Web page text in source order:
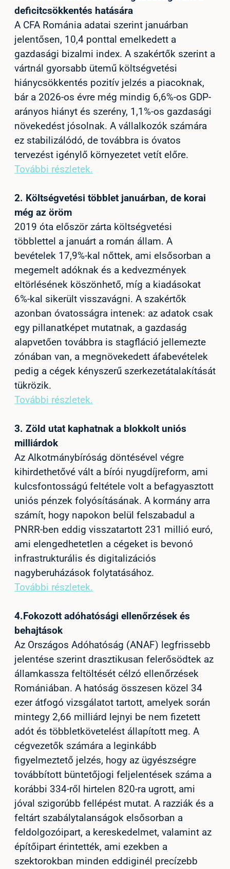
deficitcsökkentés hatására
A CFA Románia adatai szerint januárban
jelentősen, 10,4 ponttal emelkedett a
gazdasági bizalmi index. A szakértők szerint a
vártnál gyorsabb ütemű költségvetési
hiánycsökkentés pozitív jelzés a piacoknak,
bár a 2026-os évre még mindig 6,6%-os GDP-
arányos hiányt és szerény, 1,1%-os gazdasági
növekedést jósolnak. A vállalkozók számára
ez stabilizálódó, de továbbra is óvatos
tervezést igénylő környezetet vetít előre.
További részletek.
2. Költségvetési többlet januárban, de korai
még az öröm
2019 óta először zárta költségvetési
többlettel a januárt a román állam. A
bevételek 17,9%-kal nőttek, ami elsősorban a
megemelt adóknak és a kedvezmények
eltörlésének köszönhető, míg a kiadásokat
6%-kal sikerült visszavágni. A szakértők
azonban óvatosságra intenek: az adatok csak
egy pillanatképet mutatnak, a gazdaság
alapvetően továbbra is stagfláció jellemezte
zónában van, a megnövekedett áfabevételek
pedig a cégek kényszerű szerkezetátalakítását
tükrözik.
További részletek.
3. Zöld utat kaphatnak a blokkolt uniós
milliárdok
Az Alkotmánybíróság döntésével végre
kihirdethetővé vált a bírói nyugdíjreform, ami
kulcsfontosságú feltétele volt a befagyasztott
uniós pénzek folyósításának. A kormány arra
számít, hogy napokon belül felszabadul a
PNRR-ben eddig visszatartott 231 millió euró,
ami elengedhetetlen a cégeket is bevonó
infrastrukturális és digitalizációs
nagyberuházások folytatásához.
További részletek.
4. Fokozott adóhatósági ellenőrzések és
behajtások
Az Országos Adóhatóság (ANAF) legfrissebb
jelentése szerint drasztikusan felerősödtek az
államkassza feltöltését célzó ellenőrzések
Romániában. A hatóság összesen közel 34
ezer átfogó vizsgálatot tartott, amelyek során
mintegy 2,66 milliárd lejnyi be nem fizetett
adót és többletkövetelést állapított meg. A
cégvezetők számára a leginkább
figyelmeztető jelzés, hogy az ügyészségre
továbbított büntetőjogi feljelentések száma a
korábbi 334-ről hirtelen 820-ra ugrott, ami
jóval szigorúbb fellépést mutat. A razziák és a
feltárt szabálytalanságok elsősorban a
feldolgozóipart, a kereskedelmet, valamint az
építőipart érintették, ami ezekben a
szektorokban minden eddiginél precízebb